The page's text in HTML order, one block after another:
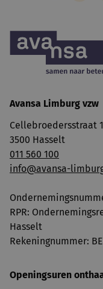
Avansa Limburg vzw
Cellebroedersstraat
3500 Hasselt
011 560 100
info@avansa-
RPR:
Hasselt
Rekeningnummer:
Openingsuren